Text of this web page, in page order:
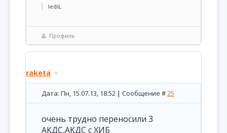
lediL
Профиль
raketa
Дата: Пн, 15.07.13, 18:52 | Сообщение #25
очень трудно переносили 3
АКДС,АКДС с ХИБ